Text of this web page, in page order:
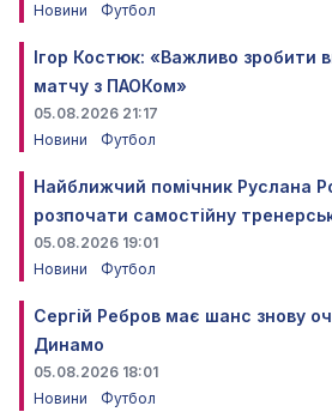
Новини
Футбол
Ігор Костюк: «Важливо зробити
матчу з ПАОКом»
05.08.2026 21:17
Новини
Футбол
Найближчий помічник Руслана
розпочати самостійну
05.08.2026 19:01
Новини
Футбол
Сергій Ребров має шанс знову
Динамо
05.08.2026 18:01
Новини
Футбол